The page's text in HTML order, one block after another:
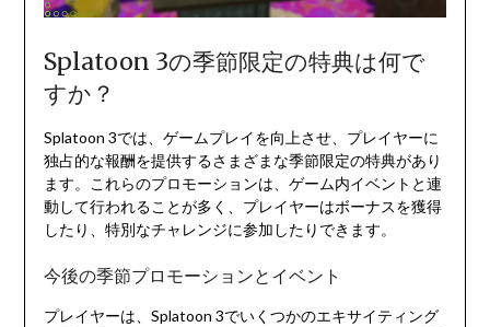
Splatoon 3の季節限定の特典は何で
すか？
Splatoon 3では、ゲームプレイを向上させ、プレイヤーに
独占的な報酬を提供するさまざまな季節限定の特典があり
ます。これらのプロモーションは、ゲーム内イベントと連
動して行われることが多く、プレイヤーはボーナスを獲得
したり、特別なチャレンジに参加したりできます。
今後の季節プロモーションとイベント
プレイヤーは、Splatoon 3でいくつかのエキサイティング